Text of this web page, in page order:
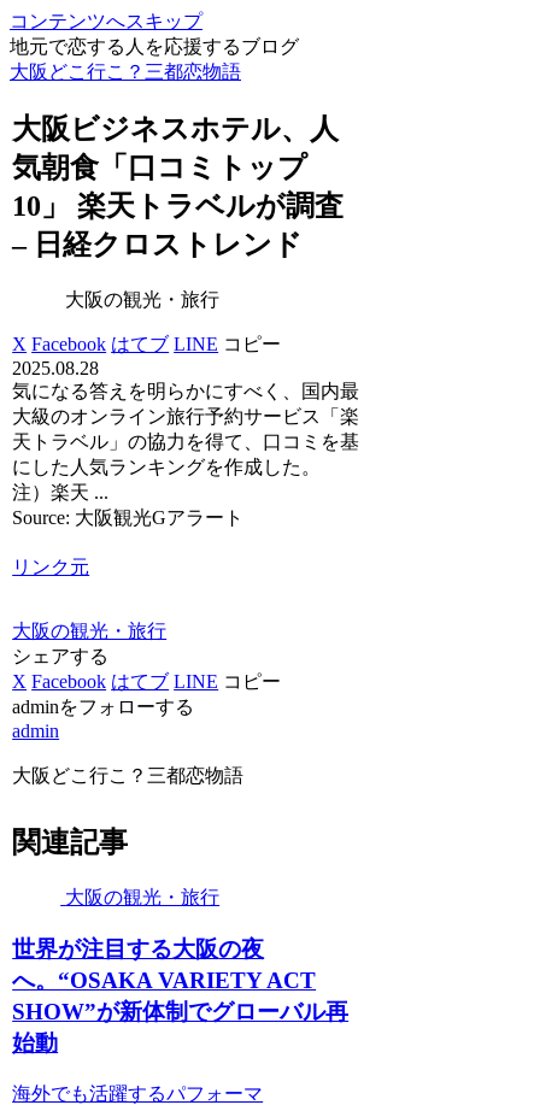
コンテンツへスキップ
地元で恋する人を応援するブログ
大阪どこ行こ？三都恋物語
大阪 ビジネスホテル、人
気朝食「口コミトップ
10」 楽天トラベルが調査
– 日経クロストレンド
大阪の観光・旅行
X Facebook はてブ LINE コピー
2025.08.28
気になる答えを明らかにすべく、国内最
大級のオンライン旅行予約サービス「楽
天トラベル」の協力を得て、口コミを基
にした人気ランキングを作成した。
注）楽天 ...
Source: 大阪観光Gアラート
リンク元
大阪の観光・旅行
シェアする
X Facebook はてブ LINE コピー
adminをフォローする
admin
大阪どこ行こ？三都恋物語
関連記事
大阪の観光・旅行
世界が注目する大阪の夜
へ。“OSAKA VARIETY ACT
SHOW”が新体制でグローバル再
始動
海外でも活躍するパフォーマ